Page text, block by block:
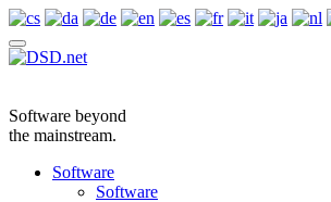
Software beyond
the mainstream.
Software
Software